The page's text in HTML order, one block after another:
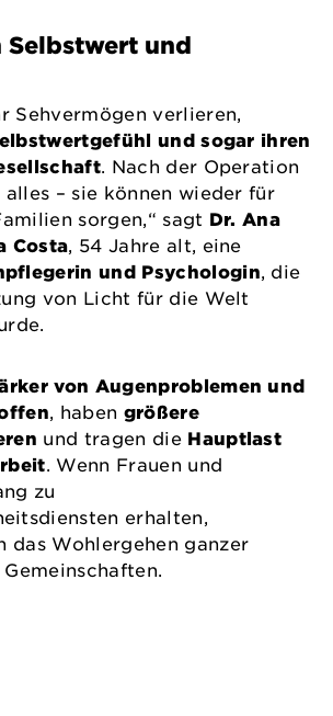
Selbstwert und
Sehvermögen verlieren,
und sogar ihren
. Nach der Operation
– sie können wieder für
sorgen,“ sagt Dr. Ana
Costa, 54 Jahre alt, eine
und Psychologin, die
von Licht für die Welt
von Augenproblemen und
, haben größere
und tragen die Hauptlast
. Wenn Frauen und
zu
erhalten,
das Wohlergehen ganzer